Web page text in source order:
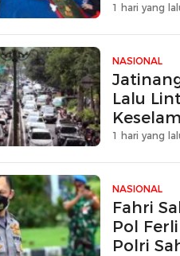
1 hari yang
NASIONAL
Lalu
1 hari yang
NASIONAL
Fahri
Pol
Polri